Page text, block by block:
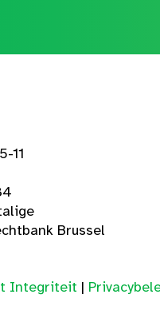
11
Brussel
Integriteit |